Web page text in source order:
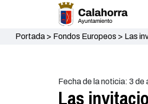
Portada> Fondos Europeos > Las
Fecha de la noticia: 3 de
Las